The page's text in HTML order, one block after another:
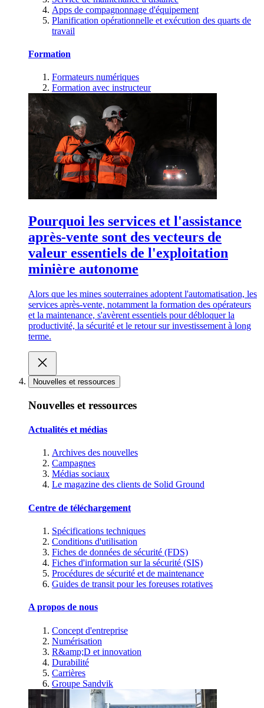
Apps de compagnonnage d'équipement
Planification opérationnelle et exécution des quarts de
travail
Formation
Formateurs numériques
Formation avec instructeur
Pourquoi les services et l'assistance
après-vente sont des vecteurs de
valeur essentiels de l'exploitation
minière autonome
Alors que les mines souterraines adoptent l'automatisation, les
services après-vente, notamment la formation des opérateurs
et la maintenance, s'avèrent essentiels pour débloquer la
productivité, la sécurité et le retour sur investissement à long
terme.
Nouvelles et ressources
Nouvelles et ressources
Actualités et médias
Archives des nouvelles
Campagnes
Médias sociaux
Le magazine des clients de Solid Ground
Centre de téléchargement
Spécifications techniques
Conditions d'utilisation
Fiches de données de sécurité (FDS)
Fiches d'information sur la sécurité (SIS)
Procédures de sécurité et de maintenance
Guides de transit pour les foreuses rotatives
A propos de nous
Concept d'entreprise
Numérisation
R&amp;D et innovation
Durabilité
Carrières
Groupe Sandvik